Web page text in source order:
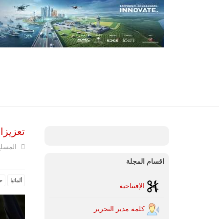
ألمانيا
اقسام المجلة
الإفتتاحية
كلمة مدير التحرير